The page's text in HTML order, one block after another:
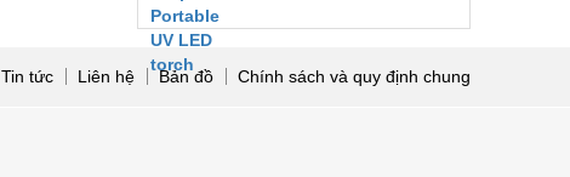
Tin tức Liên hệ Bản đồ Chính sách và quy định chung